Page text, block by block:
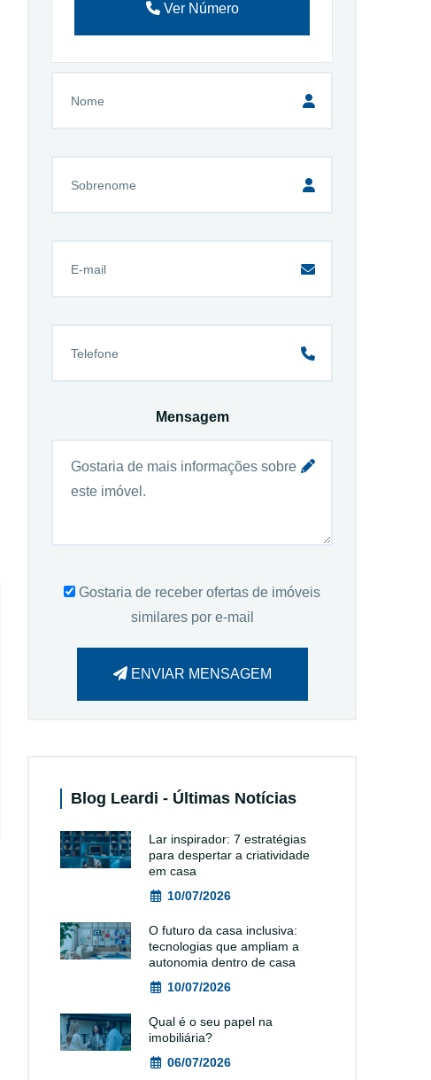
Ver Número
Mensagem
Gostaria de receber ofertas de imóveis
similares por e-mail
ENVIAR MENSAGEM
Blog Leardi - Últimas Notícias
Lar inspirador: 7 estratégias
para despertar a criatividade
em casa
10/07/2026
O futuro da casa inclusiva:
tecnologias que ampliam a
autonomia dentro de casa
10/07/2026
Qual é o seu papel na
imobiliária?
06/07/2026